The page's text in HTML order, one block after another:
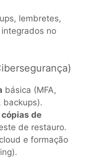
lembretes,
no
básica (MFA,
backups).
cópias de
de restauro.
e formação